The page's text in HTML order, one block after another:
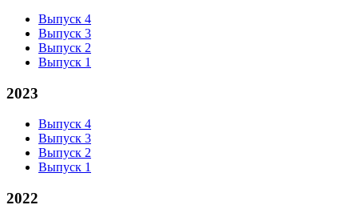
Выпуск 4
Выпуск 3
Выпуск 2
Выпуск 1
2023
Выпуск 4
Выпуск 3
Выпуск 2
Выпуск 1
2022